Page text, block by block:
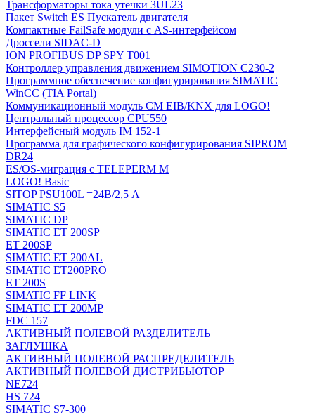
Трансформаторы тока утечки 3UL23
Пакет Switch ES Пускатель двигателя
Компактные FailSafe модули с AS-интерфейсом
Дроссели SIDAC-D
ION PROFIBUS DP SPY T001
Контроллер управления движением SIMOTION C230-2
Программное обеспечение конфигурирования SIMATIC
WinCC (TIA Portal)
Коммуникационный модуль CM EIB/KNX для LOGO!
Центральный процессор CPU550
Интерфейсный модуль IM 152-1
Программа для графического конфигурирования SIPROM
DR24
ES/OS-миграция с TELEPERM M
LOGO! Basic
SITOP PSU100L =24В/2,5 A
SIMATIC S5
SIMATIC DP
SIMATIC ET 200SP
ET 200SP
SIMATIC ET 200AL
SIMATIC ET200PRO
ET 200S
SIMATIC FF LINK
SIMATIC ET 200MP
FDC 157
АКТИВНЫЙ ПОЛЕВОЙ РАЗДЕЛИТЕЛЬ
ЗАГЛУШКА
АКТИВНЫЙ ПОЛЕВОЙ РАСПРЕДЕЛИТЕЛЬ
АКТИВНЫЙ ПОЛЕВОЙ ДИСТРИБЬЮТОР
NE724
HS 724
SIMATIC S7-300